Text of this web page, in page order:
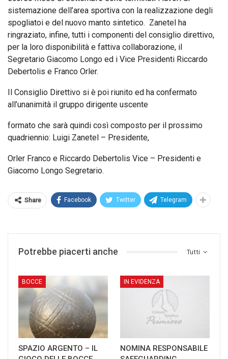
sistemazione dell’area sportiva con la realizzazione degli
spogliatoi e del nuovo manto sintetico. Zanetel ha
ringraziato, infine, tutti i componenti del consiglio direttivo,
per la loro disponibilità e fattiva collaborazione, il
Segretario Giacomo Longo ed i Vice Presidenti Riccardo
Debertolis e Franco Orler.
Il Consiglio Direttivo si è poi riunito ed ha confermato
all’unanimità il gruppo dirigente uscente
formato che sarà quindi così composto per il prossimo
quadriennio: Luigi Zanetel – Presidente,
Orler Franco e Riccardo Debertolis Vice – Presidenti e
Giacomo Longo Segretario.
Share Facebook Twitter Telegram
Tutti
Potrebbe piacerti anche
BOCCE
SPAZIO ARGENTO – IL
IN EVIDENZA
NOMINA RESPONSABILE